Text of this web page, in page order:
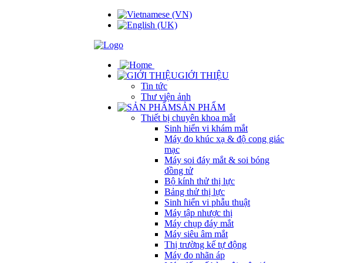
GIỚI THIỆU
Tin tức
Thư viện ảnh
SẢN PHẨM
Thiết bị chuyên khoa mắt
Sinh hiển vi khám mắt
Máy đo khúc xạ & độ cong giác
mạc
Máy soi đáy mắt & soi bóng
đồng tử
Bộ kính thử thị lực
Bảng thử thị lực
Sinh hiển vi phẫu thuật
Máy tập nhược thị
Máy chụp đáy mắt
Máy siêu âm mắt
Thị trường kế tự động
Máy đo nhãn áp